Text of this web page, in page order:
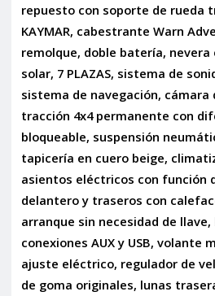
repuesto con soporte de rueda
KAYMAR, cabestrante Warn
remolque, doble batería,
solar, 7 PLAZAS, sistema de
sistema de navegación, cámara
tracción 4x4 permanente con
bloqueable, suspensión
tapicería en cuero beige,
asientos eléctricos con función
delantero y traseros con
arranque sin necesidad de
conexiones AUX y USB, volante
ajuste eléctrico, regulador de
de goma originales, lunas